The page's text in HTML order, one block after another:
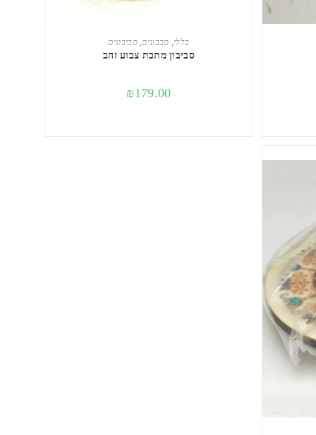
הוספה לסל
כללי סבבונים,סביבונים
סביבון מתכת צבוע זהב
₪179.00